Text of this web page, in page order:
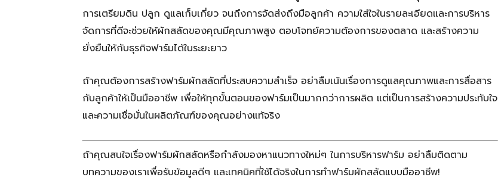
การเตรียมดิน ปลูก ดูแลเก็บเกี่ยว จนถึงการจัดส่งถึงมือลูกค้า ความใส่ใจในรายละเอียดและการบริหาร
จัดการที่ดีจะช่วยให้ผักสลัดของคุณมีคุณภาพสูง ตอบโจทย์ความต้องการของตลาด และสร้างความ
ยั่งยืนให้กับธุรกิจฟาร์มได้ในระยะยาว
ถ้าคุณต้องการสร้างฟาร์มผักสลัดที่ประสบความสำเร็จ อย่าลืมเน้นเรื่องการดูแลคุณภาพและการสื่อสาร
กับลูกค้าให้เป็นมืออาชีพ เพื่อให้ทุกขั้นตอนของฟาร์มเป็นมากกว่าการผลิต แต่เป็นการสร้างความประทับใจ
และความเชื่อมั่นในผลิตภัณฑ์ของคุณอย่างแท้จริง
ถ้าคุณสนใจเรื่องฟาร์มผักสลัดหรือกำลังมองหาแนวทางใหม่ๆ ในการบริหารฟาร์ม อย่าลืมติดตาม
บทความของเราเพื่อรับข้อมูลดีๆ และเทคนิคที่ใช้ได้จริงในการทำฟาร์มผักสลัดแบบมืออาชีพ!